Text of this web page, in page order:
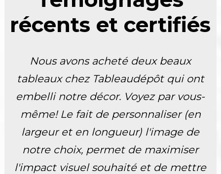
récents et certifiés
Nous avons acheté deux beaux
tableaux chez Tableaudépôt qui ont
embelli notre décor. Voyez par vous-
même! Le fait de personnaliser (en
largeur et en longueur) l'image de
notre choix, permet de maximiser
l'impact visuel souhaité et de mettre